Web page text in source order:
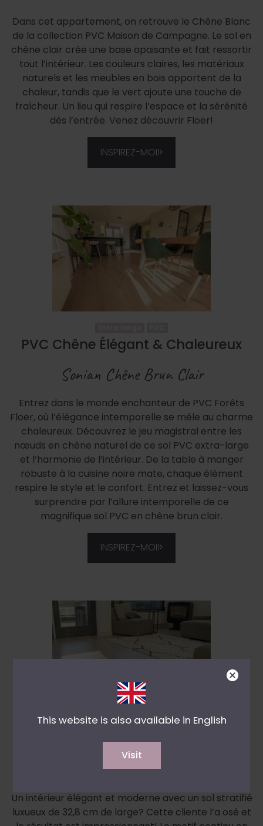
Dans cet appartement, on retrouve le Chêne Blanc
de la collection PVC Maison de Campagne. Le sol en
chêne clair crée une base apaisante et fait ressortir
tout l’intérieur. Les couleurs claires, les matériaux
naturels et les meubles en bois apportent de la
chaleur, tandis que le vert ajoute une touche de
fraîcheur. Un lieu qui respire l’espace et la sérénité
dès l’entrée. Venez découvrir Floer!
INSPIREZ-MOI!
PVC Chêne Élégant & Chaleureux
Sonian Chêne Brun Clair
Entrez dans le monde enchanteur de PVC Forêts
Floer, où l’élégance intemporelle se mêle au charme
chaleureux. Découvrez le jeu magistral entre les
nœuds en chêne naturel de ce sol PVC extra-large
et l’harmonie de l’intérieur. De la table à manger
robuste à la cuisine noire mate, chaque élément
respire le style et le confort. Entrez et laissez-vous
surprendre par l’allure intemporelle de ce
magnifique sol PVC en chêne brun clair.
INSPIREZ-MOI!
Extra large Stratifié
Stratifié Robuste
Chêne clair
Un intérieur élégant et moderne avec un sol stratifié
luxueux de 32,8 cm de large? Cette cliente l’a osé et
This website is also available in English
Visit